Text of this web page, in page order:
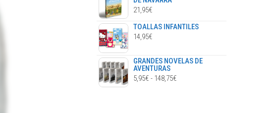
21,95€
TOALLAS INFANTILES
14,95€
GRANDES NOVELAS DE
AVENTURAS
5,95€ - 148,75€RANGO